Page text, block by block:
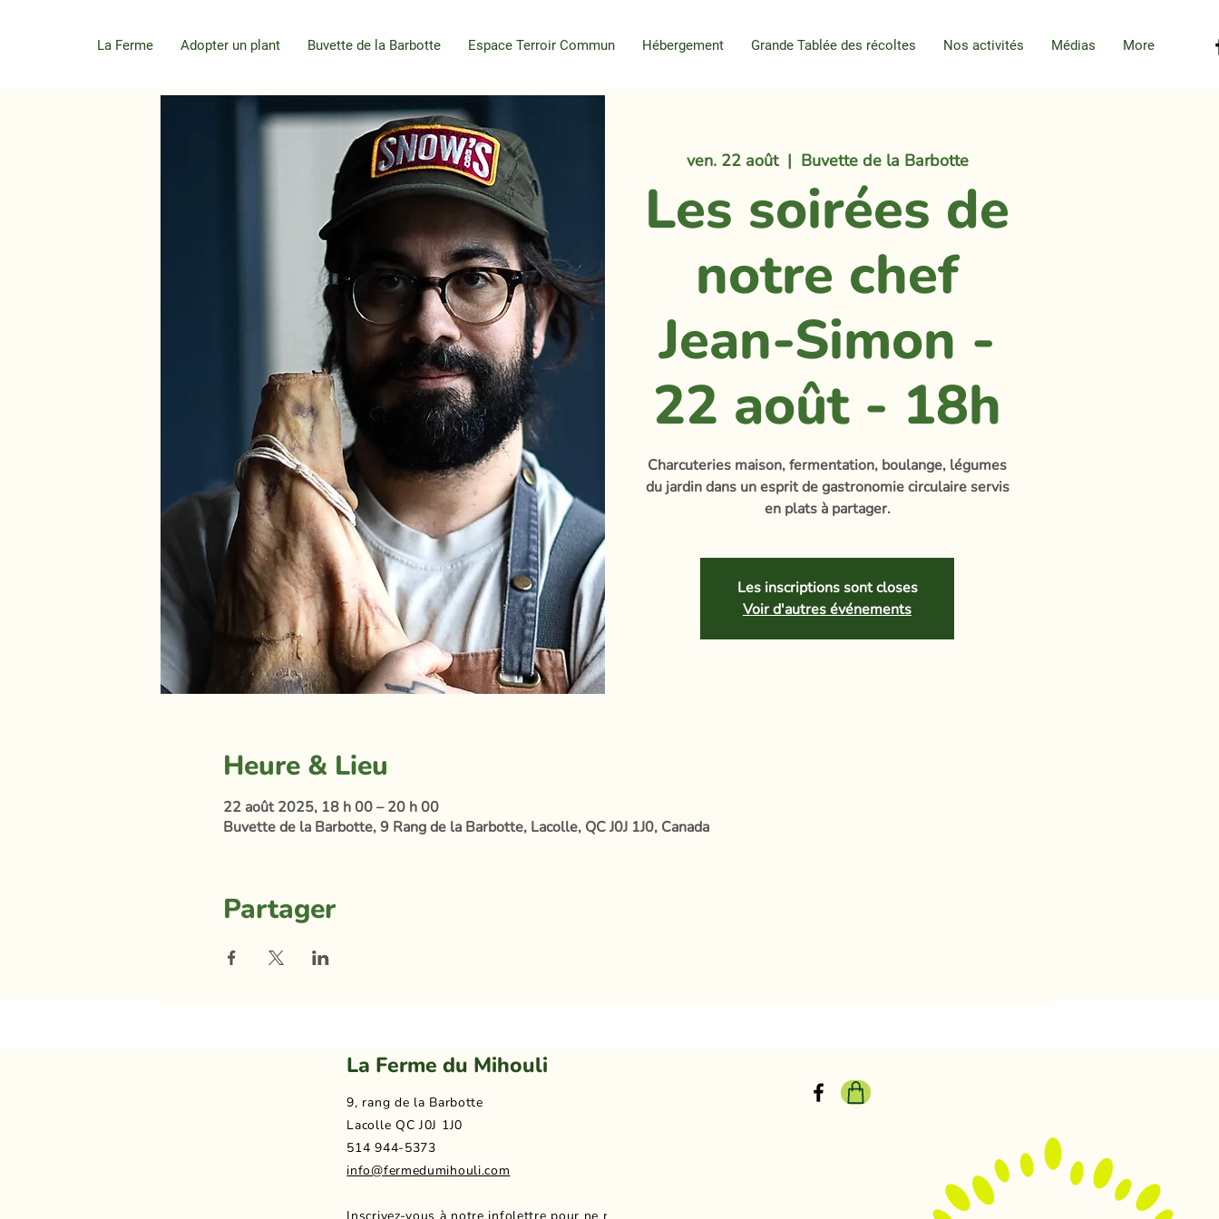
La Ferme Adopter un plant Buvette de la Barbotte Espace Terroir Commun Hébergement Grande Tablée des récoltes Nos activités Médias More
ven. 22 août
  |
Buvette de la Barbotte
Les soirées de
notre chef
Jean-Simon -
22 août - 18h
Charcuteries maison, fermentation, boulange, légumes
du jardin dans un esprit de gastronomie circulaire servis
en plats à partager.
Les inscriptions sont closes
Voir d'autres événements
Heure & Lieu
22 août 2025, 18 h 00 – 20 h 00
Buvette de la Barbotte, 9 Rang de la Barbotte, Lacolle, QC J0J 1J0, Canada
Partager
La Ferme du Mihouli
9, rang de la Barbotte
Lacolle QC J0J 1J0
514 944-5373
info@fermedumihouli.com